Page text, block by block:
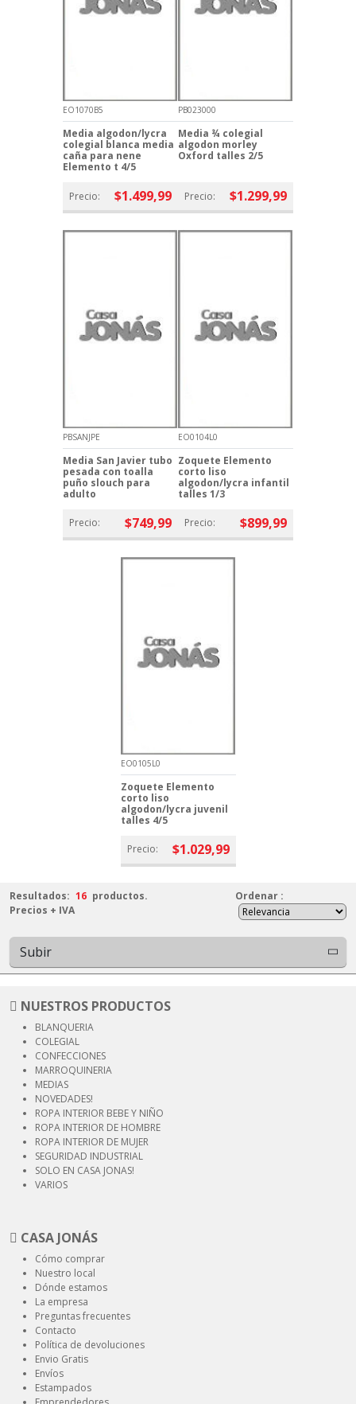
EO1070B5
Media algodon/lycra
colegial blanca media
caña para nene
Elemento t 4/5
Precio: $1.499,99
PB023000
Media ¾ colegial
algodon morley
Oxford talles 2/5
Precio: $1.299,99
PBSANJPE
Media San Javier tubo
pesada con toalla
puño slouch para
adulto
Precio: $749,99
EO0104L0
Zoquete Elemento
corto liso
algodon/lycra infantil
talles 1/3
Precio: $899,99
EO0105L0
Zoquete Elemento
corto liso
algodon/lycra juvenil
talles 4/5
Precio: $1.029,99
Resultados: 16 productos.
Precios + IVA
Subir
Ordenar :
NUESTROS PRODUCTOS
BLANQUERIA
COLEGIAL
CONFECCIONES
MARROQUINERIA
MEDIAS
NOVEDADES!
ROPA INTERIOR BEBE Y NIÑO
ROPA INTERIOR DE HOMBRE
ROPA INTERIOR DE MUJER
SEGURIDAD INDUSTRIAL
SOLO EN CASA JONAS!
VARIOS
CASA JONÁS
Cómo comprar
Nuestro local
Dónde estamos
La empresa
Preguntas frecuentes
Contacto
Política de devoluciones
Envio Gratis
Envíos
Estampados